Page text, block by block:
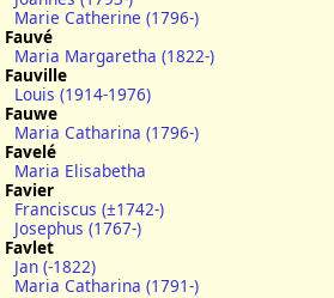
Marie Catherine (1796-)
Fauvé
Maria Margaretha (1822-)
Fauville
Louis (1914-1976)
Fauwe
Maria Catharina (1796-)
Favelé
Maria Elisabetha
Favier
Franciscus (±1742-)
Josephus (1767-)
Favlet
Jan (-1822)
Maria Catharina (1791-)